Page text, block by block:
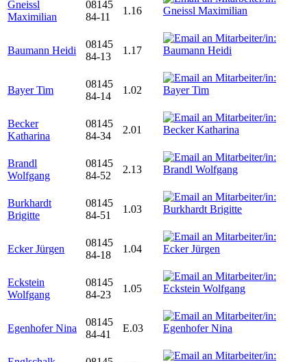
Gneissl
Maximilian
08145
84-11
1.16
Baumann Heidi
08145
84-13
1.17
Bayer Tim
08145
84-14
1.02
Becker
Katharina
08145
84-34
2.01
Brandl
Wolfgang
08145
84-52
2.13
Burkhardt
Brigitte
08145
84-51
1.03
Ecker Jürgen
08145
84-18
1.04
Eckstein
Wolfgang
08145
84-23
1.05
Egenhofer Nina
08145
84-41
E.03